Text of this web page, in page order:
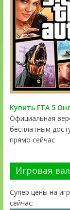
Купить ГТА 5
Официальная
бесплатным
прямо сейчас
Игровая
Супер цены на
сейчас: